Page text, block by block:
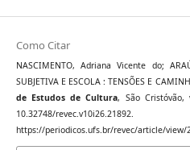
Como Citar
NASCIMENTO, Adriana Vicente do;
SUBJETIVA E ESCOLA : TENSÕES E
de Estudos de Cultura, São
10.32748/
https://periodicos.ufs.br/revec/article/view/